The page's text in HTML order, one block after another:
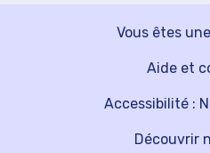
Vous êtes
Découvrir
Aide et
Accessibilité :